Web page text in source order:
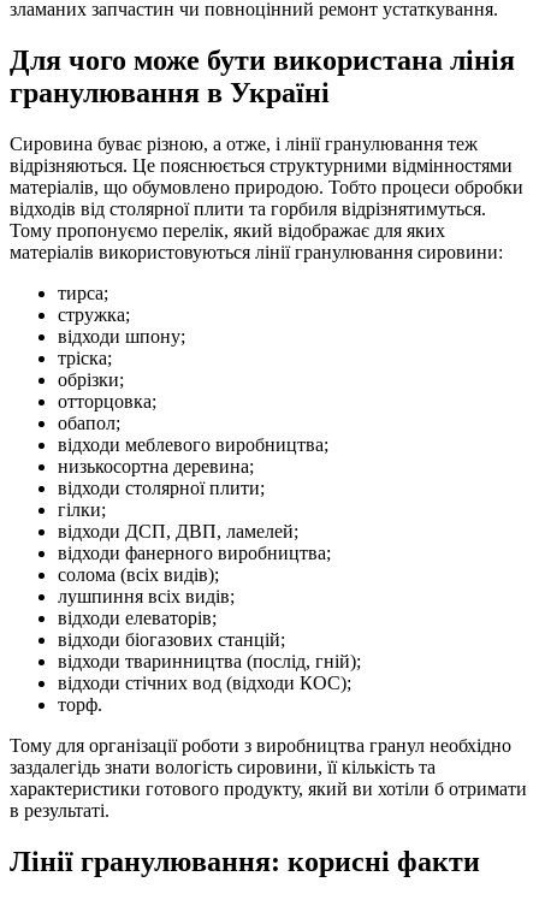
зламаних запчастин чи повноцінний ремонт устаткування.
Для чого може бути використана лінія
гранулювання в Україні
Сировина буває різною, а отже, і лінії гранулювання теж
відрізняються. Це пояснюється структурними відмінностями
матеріалів, що обумовлено природою. Тобто процеси обробки
відходів від столярної плити та горбиля відрізнятимуться.
Тому пропонуємо перелік, який відображає для яких
матеріалів використовуються лінії гранулювання сировини:
тирса;
стружка;
відходи шпону;
тріска;
обрізки;
отторцовка;
обапол;
відходи меблевого виробництва;
низькосортна деревина;
відходи столярної плити;
гілки;
відходи ДСП, ДВП, ламелей;
відходи фанерного виробництва;
солома (всіх видів);
лушпиння всіх видів;
відходи елеваторів;
відходи біогазових станцій;
відходи тваринництва (послід, гній);
відходи стічних вод (відходи КОС);
торф.
Тому для організації роботи з виробництва гранул необхідно
заздалегідь знати вологість сировини, її кількість та
характеристики готового продукту, який ви хотіли б отримати
в результаті.
Лінії гранулювання: корисні факти